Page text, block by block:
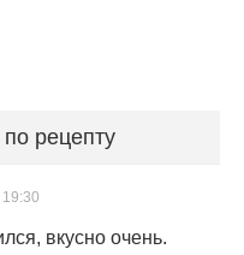
рецепту
вкусно очень.